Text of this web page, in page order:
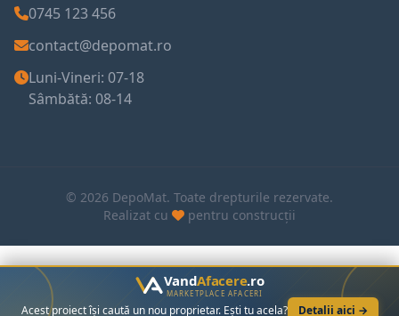
0745 123 456
contact@depomat.ro
Luni-Vineri: 07-18
Sâmbătă: 08-14
© 2026 DepoMat. Toate drepturile rezervate.
Realizat cu
pentru construcții
VandAfacere.ro
MARKETPLACE AFACERI
Acest proiect își caută un nou proprietar. Ești tu acela? Detalii aici →